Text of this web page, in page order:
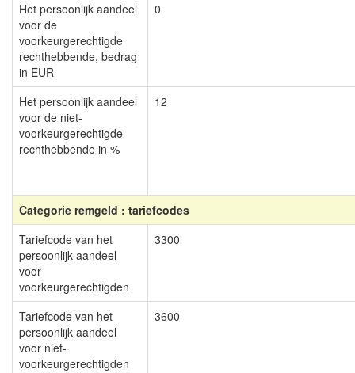
Het persoonlijk aandeel
voor de
voorkeurgerechtigde
rechthebbende, bedrag
in EUR
0
Het persoonlijk aandeel
voor de niet-
voorkeurgerechtigde
rechthebbende in %
12
Categorie remgeld : tariefcodes
Tariefcode van het
persoonlijk aandeel
voor
voorkeurgerechtigden
3300
Tariefcode van het
persoonlijk aandeel
voor niet-
voorkeurgerechtigden
3600